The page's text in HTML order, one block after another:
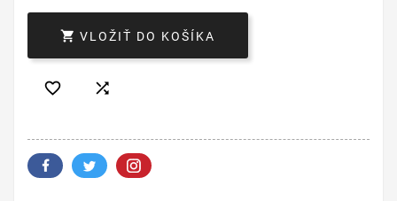
 VLOŽIŤ DO KOŠÍKA
 